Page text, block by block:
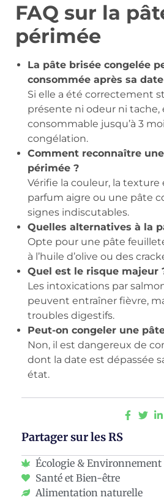
FAQ sur la
périmée
La pâte brisée congelée
consommée après sa
Si elle a été correctement
présente ni odeur ni tache,
consommable jusqu’à 3
congélation.
Comment reconnaître
périmée ?
Vérifie la couleur, la texture
parfum aigre ou une pâte
signes indiscutables.
Quelles alternatives à la
Opte pour une pâte
à l’huile d’olive ou des
Quel est le risque majeur
Les intoxications par
peuvent entraîner fièvre,
troubles digestifs.
Peut-on congeler une
Non, il est dangereux de
dont la date est dépassée
état.
Partager sur les RS
Écologie & Environnement
Santé et Bien-être
Alimentation naturelle